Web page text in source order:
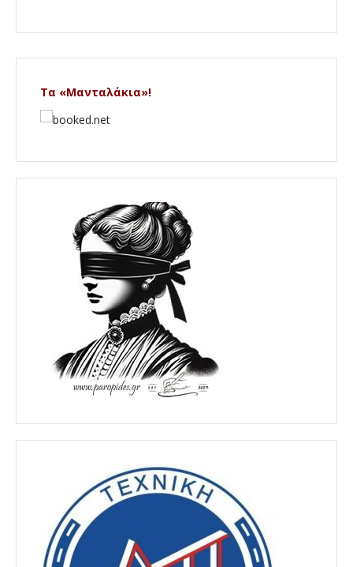
Τα «Μανταλάκια»!